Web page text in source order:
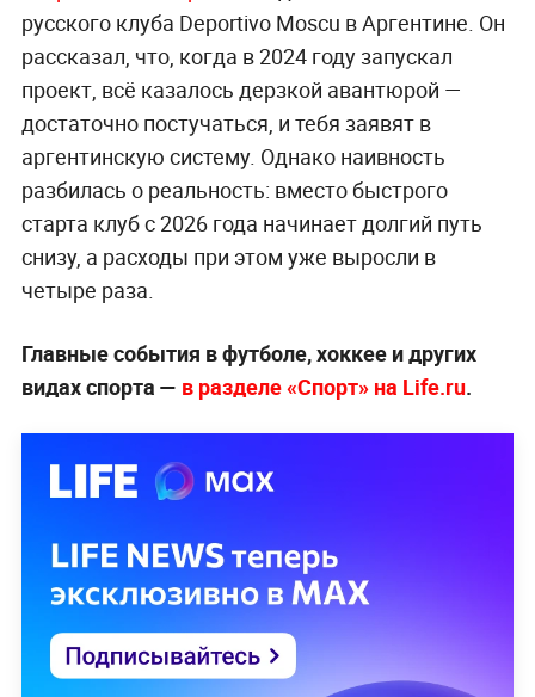
русского клуба Deportivo Moscu в Аргентине. Он
рассказал, что, когда в 2024 году запускал
проект, всё казалось дерзкой авантюрой —
достаточно постучаться, и тебя заявят в
аргентинскую систему. Однако наивность
разбилась о реальность: вместо быстрого
старта клуб с 2026 года начинает долгий путь
снизу, а расходы при этом уже выросли в
четыре раза.
Главные события в футболе, хоккее и других
видах спорта — в разделе «Спорт» на Life.ru.